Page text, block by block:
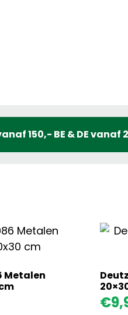
150,- BE & DE vanaf
Metalen
International
€